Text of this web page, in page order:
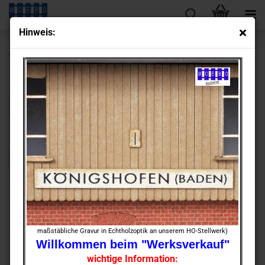
Hin­weis:
maßstäbliche Gravur in Echtholzoptik an unserem HO-Stellwerk)
Willkommen beim "Werksverkauf"
wichtige Information:
Gebäudebausätze 0
Sortieren nach
Sortieren nach Alle Hersteller
128 pro Seite